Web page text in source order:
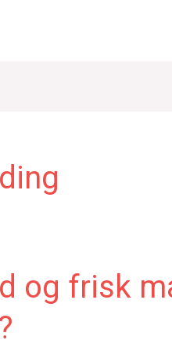
og frisk